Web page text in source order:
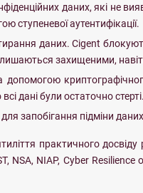
даних, які не
ступеневої аутентифікації.
даних. Cigent
захищеними,
дані були остаточно стерті.
запобігання підміни
практичного
NIAP, Cyber Resilience